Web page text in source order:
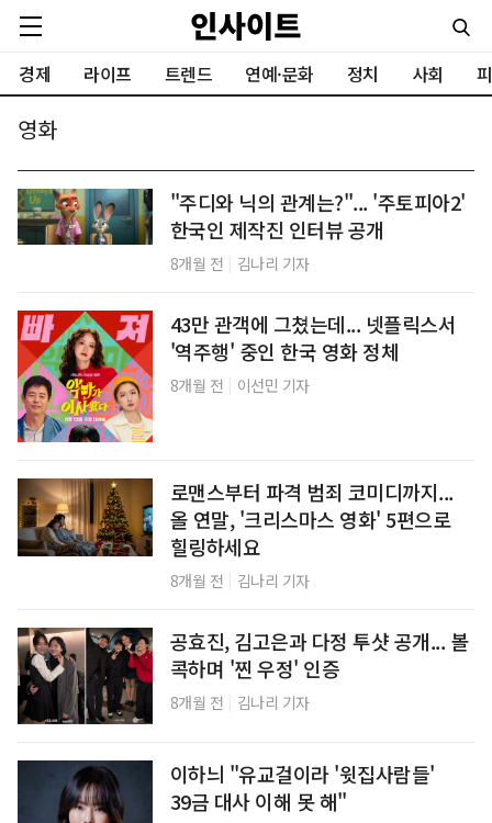
경제 라이프 트렌드 연예·문화 정치 사회
영화
"주디와 닉의 관계는?"... '주토피아2'
한국인 제작진 인터뷰 공개
8개월 전 김나리 기자
43만 관객에 그쳤는데... 넷플릭스서
'역주행' 중인 한국 영화 정체
8개월 전 이선민 기자
로맨스부터 파격 범죄 코미디까지...
올 연말, '크리스마스 영화' 5편으로
힐링하세요
8개월 전 김나리 기자
공효진, 김고은과 다정 투샷 공개... 볼
콕하며 '찐 우정' 인증
8개월 전 김나리 기자
이하늬 "유교걸이라 '윗집사람들'
39금 대사 이해 못 해"